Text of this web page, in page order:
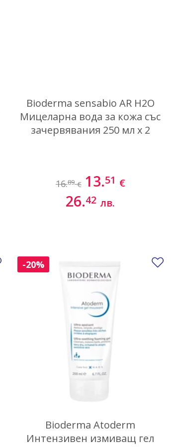
Bioderma sensabio AR H2O
Мицеларна вода за кожа със
зачервявания 250 мл x 2
16.89 €13.51 €
26.42 лв.
Добави в любими
Bioderma Atoderm
Интензивен измиващ гел
-20%